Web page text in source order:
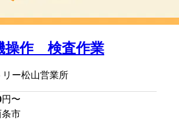
操作 検査作業
ー松山営業所
円〜
市